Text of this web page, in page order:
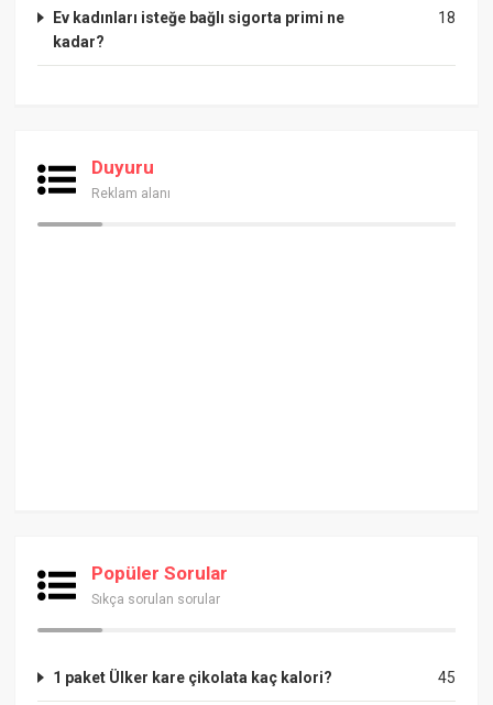
18
Ev kadınları isteğe bağlı sigorta primi ne
kadar?
Duyuru
Reklam alanı
Popüler Sorular
Sıkça sorulan sorular
45
1 paket Ülker kare çikolata kaç kalori?